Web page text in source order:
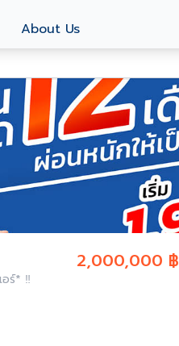
About Us
2,000,000 ฿
ร์* ‼